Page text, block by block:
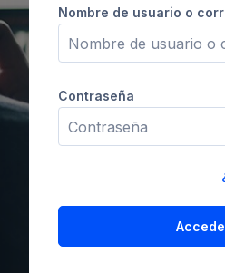
Nombre de usuario o
Nombre de usuario o
Contraseña
Contraseña